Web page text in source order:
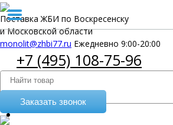
Поставка ЖБИ по Воскресенску
и Московской области
monolit@zhbi77.ru Ежедневно 9:00-20:00
+7 (495) 108-75-96
Заказать звонок